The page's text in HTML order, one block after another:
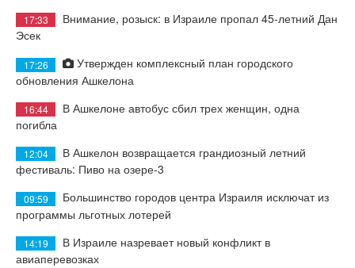
17:33
Внимание, розыск: в Израиле пропал 45-летний Дан
Эсек
17:26
Утвержден комплексный план городского
обновления Ашкелона
16:44
В Ашкелоне автобус сбил трех женщин, одна
погибла
12:04
В Ашкелон возвращается грандиозный летний
фестиваль: Пиво на озере-3
09:59
Большинство городов центра Израиля исключат из
программы льготных лотерей
14:19
В Израиле назревает новый конфликт в
авиаперевозках